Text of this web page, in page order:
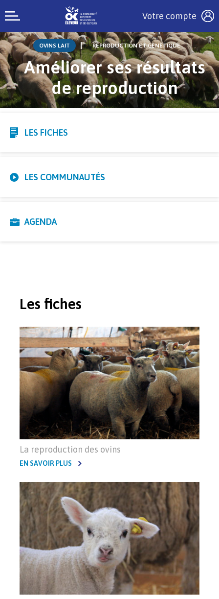
Votre compte
OVINS LAIT REPRODUCTION ET GÉNÉTIQUE
Améliorer ses résultats
de reproduction
LES FICHES
LES COMMUNAUTÉS
AGENDA
Les fiches
La reproduction des ovins
EN SAVOIR PLUS